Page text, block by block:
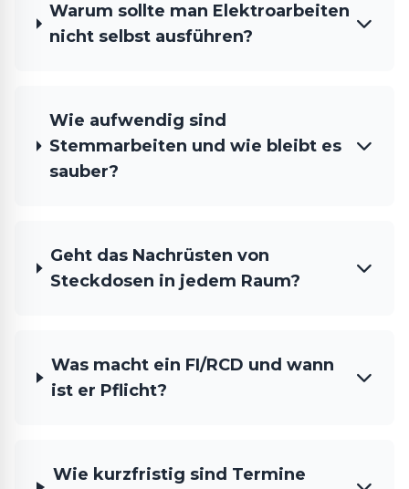
Warum sollte man Elektroarbeiten
nicht selbst ausführen?
Wie aufwendig sind
Stemmarbeiten und wie bleibt es
sauber?
Geht das Nachrüsten von
Steckdosen in jedem Raum?
Was macht ein FI/RCD und wann
ist er Pflicht?
Wie kurzfristig sind Termine